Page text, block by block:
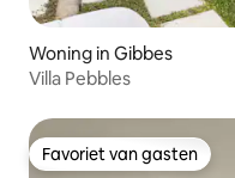
Woning in Gibbes
Villa Pebbles
Favoriet van gasten
Favoriet van gasten